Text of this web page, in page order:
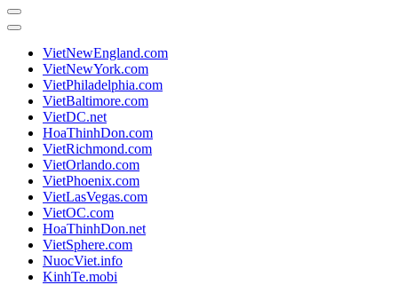
VietNewEngland.com
VietNewYork.com
VietPhiladelphia.com
VietBaltimore.com
VietDC.net
HoaThinhDon.com
VietRichmond.com
VietOrlando.com
VietPhoenix.com
VietLasVegas.com
VietOC.com
HoaThinhDon.net
VietSphere.com
NuocViet.info
KinhTe.mobi